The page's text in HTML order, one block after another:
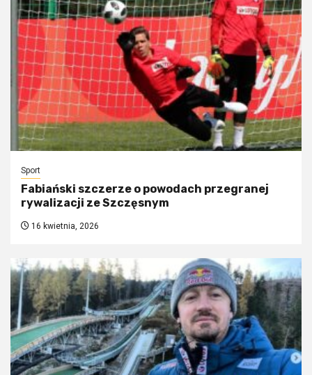
Sport
Fabiański szczerze o powodach przegranej
rywalizacji ze Szczęsnym
16 kwietnia, 2026